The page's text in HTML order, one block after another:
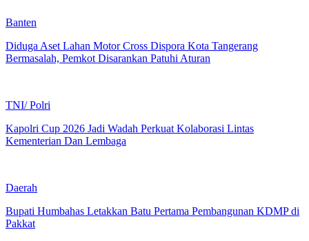
Banten
Diduga Aset Lahan Motor Cross Dispora Kota Tangerang
Bermasalah, Pemkot Disarankan Patuhi Aturan
TNI/ Polri
Kapolri Cup 2026 Jadi Wadah Perkuat Kolaborasi Lintas
Kementerian Dan Lembaga
Daerah
Bupati Humbahas Letakkan Batu Pertama Pembangunan KDMP di
Pakkat